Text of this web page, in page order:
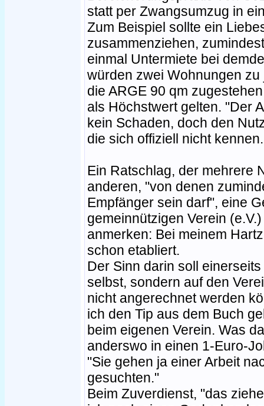
statt per Zwangsumzug in
Zum Beispiel sollte ein
zusammenziehen,
einmal Untermiete bei
würden zwei Wohnungen
die ARGE 90 qm
als Höchstwert gelten. "Der
kein Schaden, doch den
die sich offiziell nicht
Ein Ratschlag, der mehrere
anderen, "von denen
Empfänger sein darf", eine
gemeinnützigen Verein
anmerken: Bei meinem
schon etabliert.
Der Sinn darin soll
selbst, sondern auf den
nicht angerechnet werden
ich den Tip aus dem Buch
beim eigenen Verein. Was
anderswo in einen 1-Euro-
"Sie gehen ja einer Arbeit
gesuchten."
Beim Zuverdienst, "das